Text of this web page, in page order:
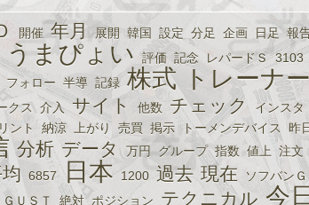
開催 年月 展開 韓国 設定 分足 企画 日足 報
うまぴょい 評価 記念 レパードＳ 3103
フォロー 半導 記録 株式 トレーナー
クス 介入 サイト 他数 チェック インスタ
ント 納涼 上がり 売買 掲示 トーメンデバイス 昨
分析 データ 万円 グループ 指数 値上 注文
6857 日本 1200 過去 現在 ソフバンＧ
ＧＵＳＴ 絶対 ポジション テクニカル 今